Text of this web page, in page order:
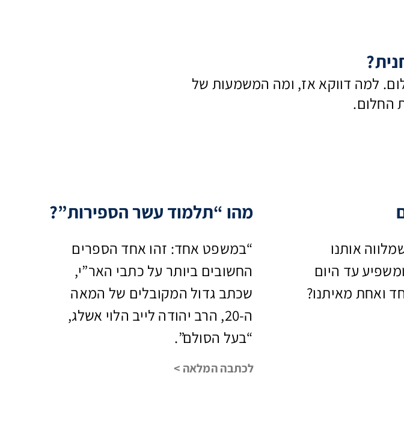
למה דווקא אז, ומה המשמעות של
החלום.
אותנו
עד היום
ואחת מאיתנו?
מהו “תלמוד עשר הספירות”?
“במשפט אחד: זהו אחד הספרים
החשובים ביותר על כתבי האר”י,
שכתב גדול המקובלים של המאה
ה-20, הרב יהודה לייב הלוי אשלג,
“בעל הסולם”.
לכתבה המלאה >